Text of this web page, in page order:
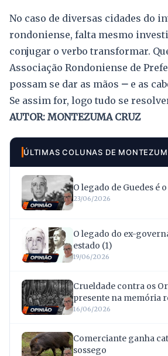
No caso de diversas cidades do
rondoniense, falta mesmo
conjugar o verbo transformar.
Associação Rondoniense de
possam se dar as mãos – e as
Se assim for, logo tudo se
AUTOR: MONTEZUMA CRUZ
ÚLTIMAS COLUNAS DE
O legado de Guedes é
23/06/2026
O legado do ex-
estado (1)
19/06/2026
Crueldade contra os
presente na memória
16/06/2026
Comerciante ganha
sossego